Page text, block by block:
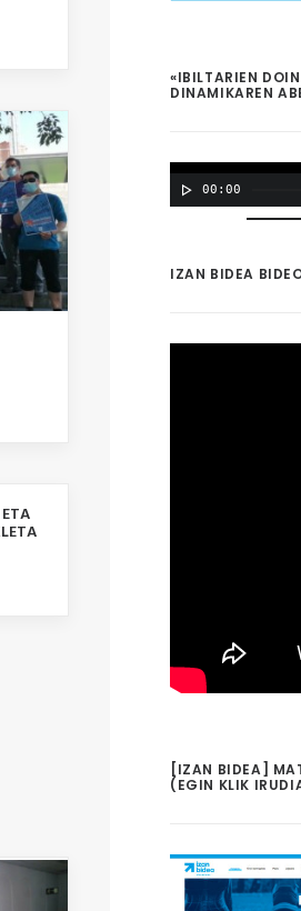
«IBILTARIEN
DINAMIKAREN
00:00
IZAN BIDEA
[IZAN BIDEA]
(EGIN KLIK